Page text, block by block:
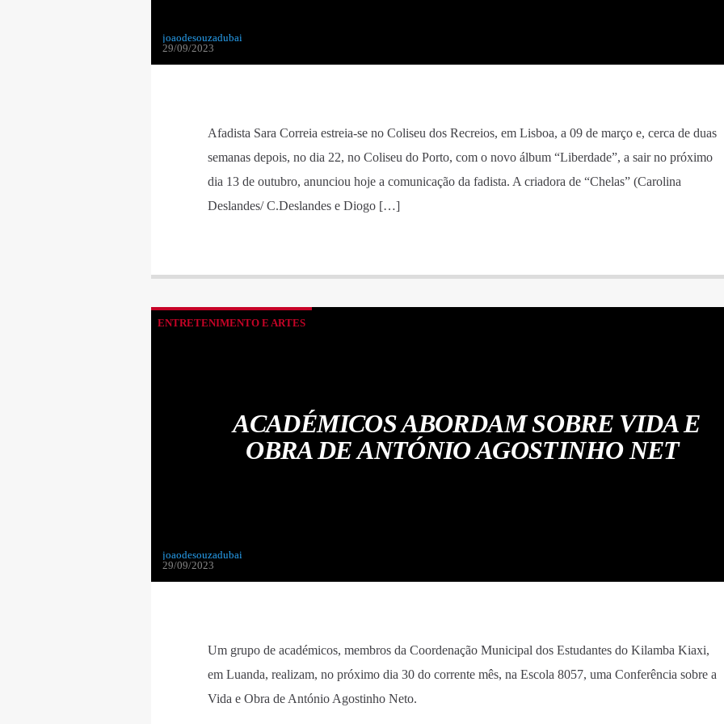
joaodesouzadubai
29/09/2023
Afadista Sara Correia estreia-se no Coliseu dos Recreios, em Lisboa, a 09 de março e, cerca de duas
semanas depois, no dia 22, no Coliseu do Porto, com o novo álbum “Liberdade”, a sair no próximo
dia 13 de outubro, anunciou hoje a comunicação da fadista. A criadora de “Chelas” (Carolina
Deslandes/ C.Deslandes e Diogo […]
ENTRETENIMENTO E ARTES
ACADÉMICOS ABORDAM SOBRE VIDA E
OBRA DE ANTÓNIO AGOSTINHO NET
joaodesouzadubai
29/09/2023
Um grupo de académicos, membros da Coordenação Municipal dos Estudantes do Kilamba Kiaxi,
em Luanda, realizam, no próximo dia 30 do corrente mês, na Escola 8057, uma Conferência sobre a
Vida e Obra de António Agostinho Neto.